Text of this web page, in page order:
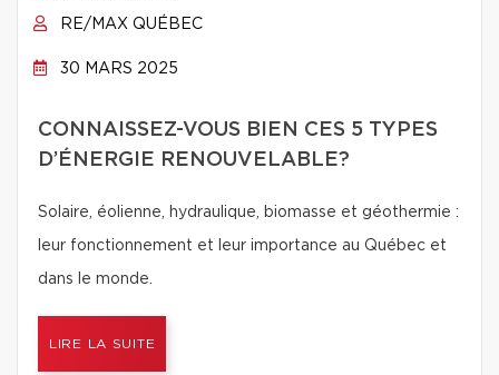
RE/MAX QUÉBEC
30 MARS 2025
CONNAISSEZ-VOUS BIEN CES 5 TYPES
D’ÉNERGIE RENOUVELABLE?
Solaire, éolienne, hydraulique, biomasse et géothermie :
leur fonctionnement et leur importance au Québec et
dans le monde.
LIRE LA SUITE